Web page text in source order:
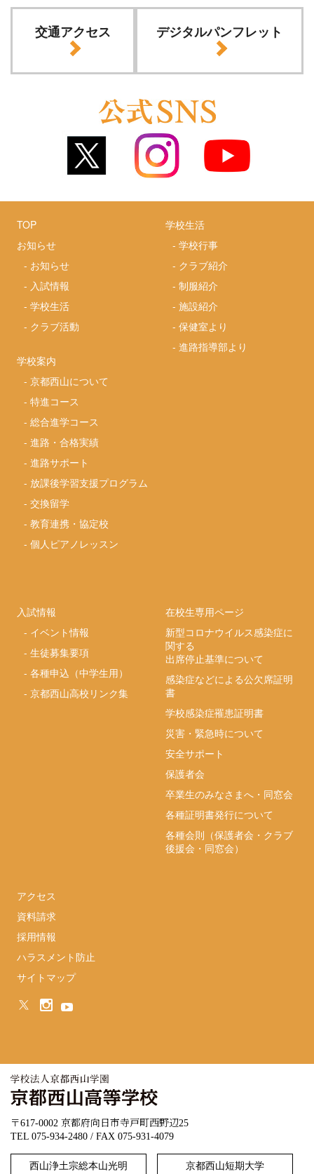
交通アクセス デジタルパンフレット
TOP
お知らせ
- お知らせ
- 入試情報
-学校生活
- クラブ活動
学校案内
-京都西山について
-特進コース
-総合進学コース
-進路・合格実績
-進路サポート
- 放課後学習支援プログラム
-交換留学
-教育連携・協定校
-個人ピアノレッスン
学校生活
-学校行事
- クラブ紹介
-制服紹介
-施設紹介
-保健室より
-進路指導部より
入試情報
- イベント情報
-生徒募集要項
-各種申込（中学生用）
-京都西山高校リンク集
在校生専用ページ
新型コロナウイルス感染症に
関する
出席停止基準について
感染症などによる公欠席証明
書
学校感染症罹患証明書
災害・緊急時について
安全サポート
保護者会
卒業生のみなさまへ・同窓会
各種証明書発行について
各種会則（保護者会・クラブ
後援会・同窓会）
アクセス
資料請求
採用情報
ハラスメント防止
サイトマップ
〒617-0002 京都府向日市寺戸町西野辺25
TEL 075-934-2480 / FAX 075-931-4079
西山浄土宗総本山光明
京都西山短期大学